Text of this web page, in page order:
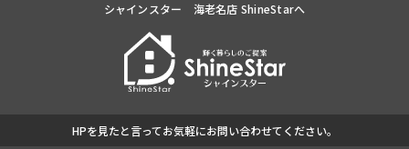
シャインスター 海老名店 ShineStarへ
HPを見たと言ってお気軽にお問い合わせてください。